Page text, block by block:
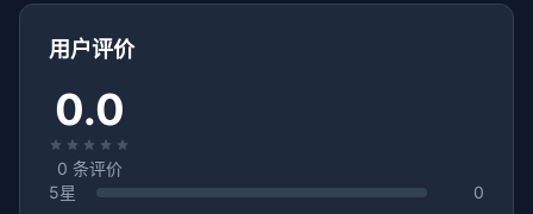
用户评价
0.0
0 条评价
5星
0